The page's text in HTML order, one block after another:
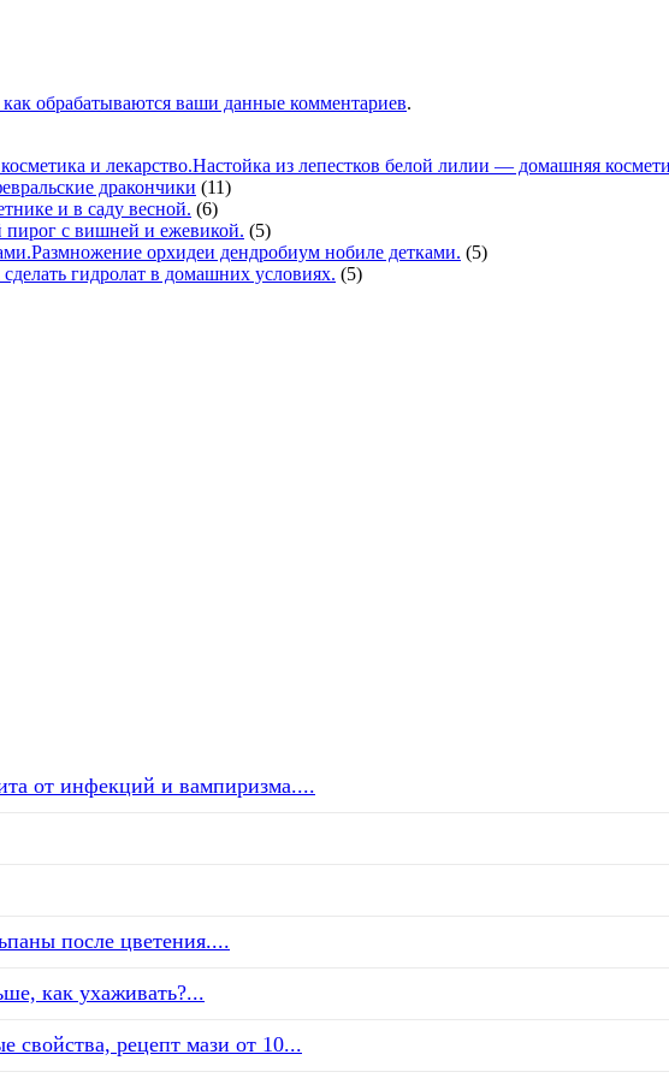
как обрабатываются ваши данные комментариев.
Настойка из лепестков белой лилии — домашняя
дракончики (11)
и в саду весной. (6)
пирог с вишней и ежевикой. (5)
Размножение орхидеи дендробиум нобиле детками. (5)
гидролат в домашних условиях. (5)
от инфекций и вампиризма....
после цветения....
как ухаживать?...
свойства, рецепт мази от 10...